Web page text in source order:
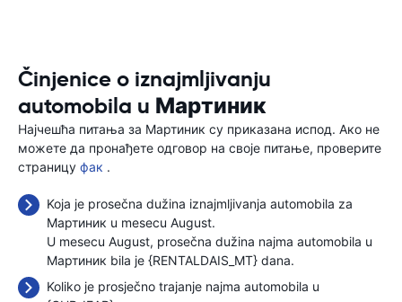
Činjenice o iznajmljivanju
automobila u Мартиник
Најчешћа питања за Мартиник су приказана испод. Ако не
можете да пронађете одговор на своје питање, проверите
страницу фак .
Koja je prosečna dužina iznajmljivanja automobila za
Мартиник u mesecu August.
U mesecu August, prosečna dužina najma automobila u
Мартиник bila je {RENTALDAIS_MT} dana.
Koliko je prosječno trajanje najma automobila u